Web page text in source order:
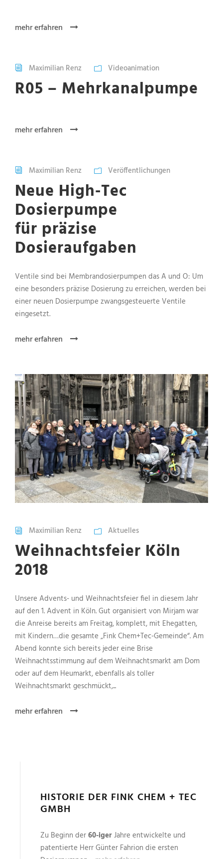
mehr erfahren
Maximilian Renz Videoanimation
R05 – Mehrkanalpumpe
mehr erfahren
Maximilian Renz Veröffentlichungen
Neue High-Tec
Dosierpumpe
für präzise
Dosieraufgaben
Ventile sind bei Membrandosierpumpen das A und O: Um
eine besonders präzise Dosierung zu erreichen, werden bei
einer neuen Dosierpumpe zwangsgesteuerte Ventile
eingesetzt.
mehr erfahren
Maximilian Renz Aktuelles
Weihnachtsfeier Köln
2018
Unsere Advents- und Weihnachtsfeier fiel in diesem Jahr
auf den 1. Advent in Köln. Gut organisiert von Mirjam war
die Anreise bereits am Freitag, komplett, mit Ehegatten,
mit Kindern…die gesamte „Fink Chem+Tec-Gemeinde“. Am
Abend konnte sich bereits jeder eine Brise
Weihnachtsstimmung auf dem Weihnachtsmarkt am Dom
oder auf dem Heumarkt, ebenfalls als toller
Weihnachtsmarkt geschmückt,...
mehr erfahren
HISTORIE DER FINK CHEM + TEC
GMBH
Zu Beginn der60-igerJahre entwickelte und
patentierte Herr Günter Fahrion die ersten